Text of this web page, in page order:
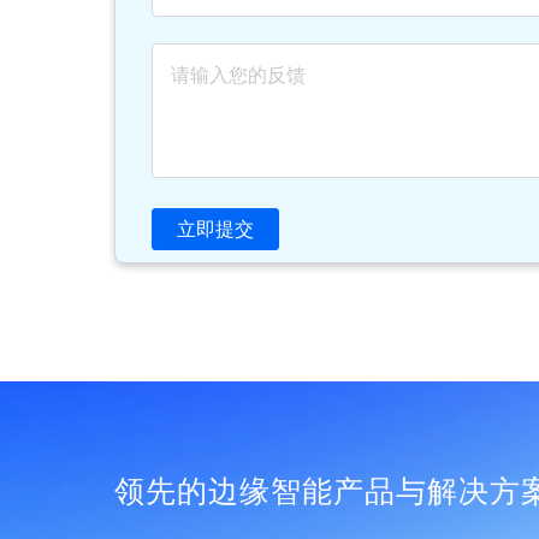
立即提交
领先的边缘智能产品与解决方